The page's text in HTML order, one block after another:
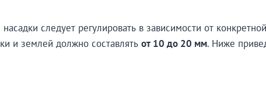
следует регулировать в зависимости от
и землей должно составлять от 10 до 20 мм. Ниже